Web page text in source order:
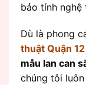
bảo tính nghệ
Dù là phong
thuật Quận 12
mẫu lan can
chúng tôi